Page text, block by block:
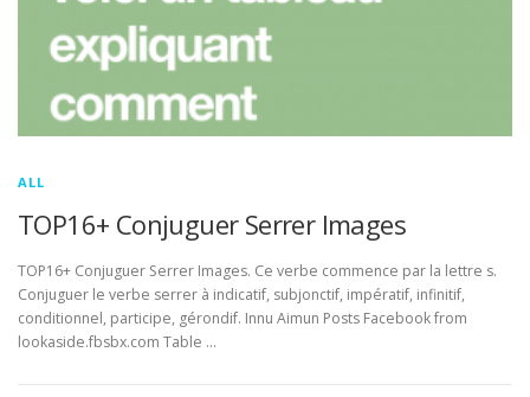
ALL
TOP16+ Conjuguer Serrer Images
TOP16+ Conjuguer Serrer Images. Ce verbe commence par la lettre s.
Conjuguer le verbe serrer à indicatif, subjonctif, impératif, infinitif,
conditionnel, participe, gérondif. Innu Aimun Posts Facebook from
lookaside.fbsbx.com Table …